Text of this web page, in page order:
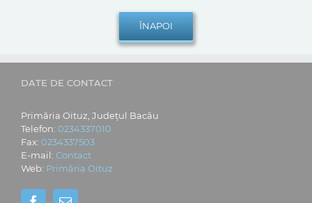
DATE DE CONTACT
Primăria Oituz, Județul Bacău
Telefon: 0234337010
Fax: 0234337503
E-mail: Contact
Web: Primăria Oituz